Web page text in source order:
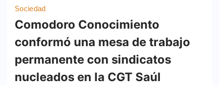
Sociedad
Comodoro Conocimiento
conformó una mesa de trabajo
permanente con sindicatos
nucleados en la CGT Saúl